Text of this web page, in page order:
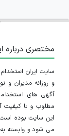
مختصری درباره
و روزانه مدیران
آگهی های
مطلوب و با کیفیت
این سایت بوده
می شود و وابسته